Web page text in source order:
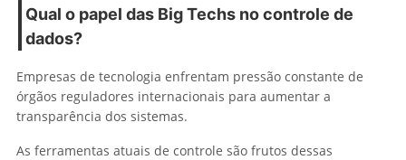
Qual o papel das Big Techs no controle de
dados?
Empresas de tecnologia enfrentam pressão constante de
órgãos reguladores internacionais para aumentar a
transparência dos sistemas.
As ferramentas atuais de controle são frutos dessas